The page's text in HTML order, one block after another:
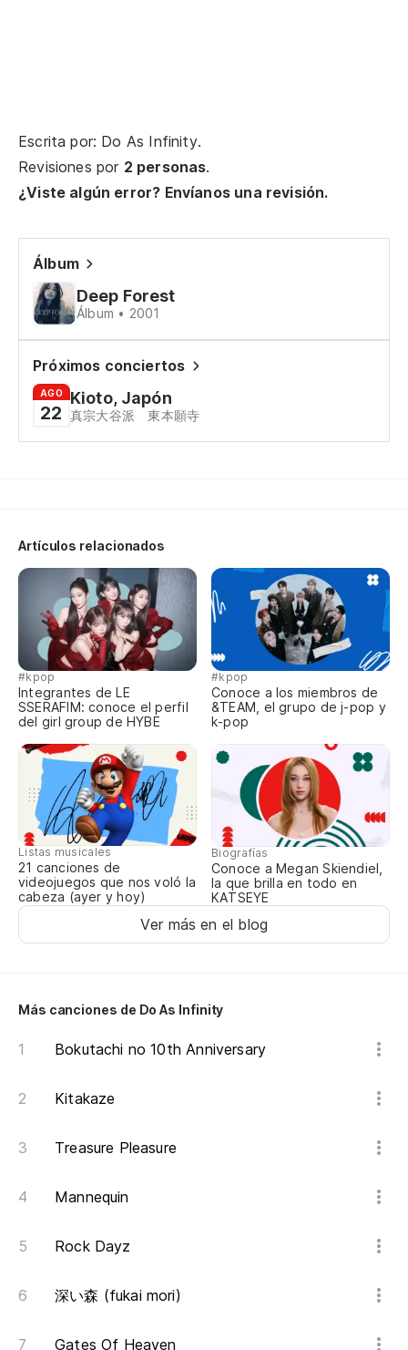
Escrita por: Do As Infinity.
Revisiones por 2 personas.
¿Viste algún error? Envíanos una revisión.
Álbum
Deep Forest
Álbum • 2001
Próximos conciertos
AGO
22
Kioto, Japón
真宗大谷派 東本願寺
Artículos relacionados
#kpop
Integrantes de LE
SSERAFIM: conoce el perfil
del girl group de HYBE
#kpop
Conoce a los miembros de
&TEAM, el grupo de j-pop y
k-pop
Listas musicales
21 canciones de
videojuegos que nos voló la
cabeza (ayer y hoy)
Biografías
Conoce a Megan Skiendiel,
la que brilla en todo en
KATSEYE
Ver más en el blog
Más canciones de Do As Infinity
Bokutachi no 10th Anniversary
Kitakaze
Treasure Pleasure
Mannequin
Rock Dayz
深い森 (fukai mori)
Gates Of Heaven